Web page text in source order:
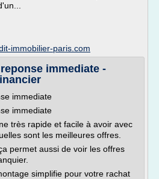
immobilier-paris.com
immediate -
immediate
immediate
très rapide et facile à avoir avec
sont les meilleures offres.
permet aussi de voir les offres
simplifie pour votre rachat